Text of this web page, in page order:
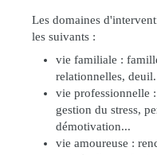
Les domaines
les suivants :
vie familiale :
relationnelles,
vie professionnelle
gestion du stress,
démotivation...
vie amoureuse :